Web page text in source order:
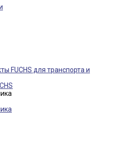
FUCHS для транспорта и